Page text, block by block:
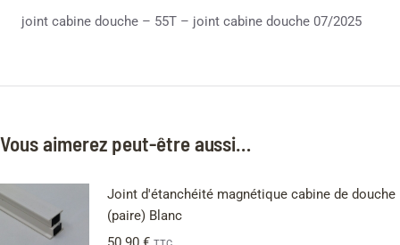
joint cabine douche – 55T – joint cabine douche 07/2025
Vous aimerez peut-être aussi…
Joint d'étanchéité magnétique cabine de douche
(paire) Blanc